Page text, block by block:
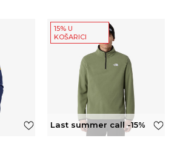
15% U
KOŠARICI
Last summer call -15%